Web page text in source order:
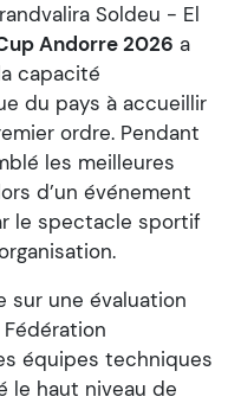
Soldeu - El
Andorre 2026 a
capacité
du pays à accueillir
ordre. Pendant
les meilleures
d’un événement
le spectacle sportif
sur une évaluation
équipes techniques
le haut niveau de